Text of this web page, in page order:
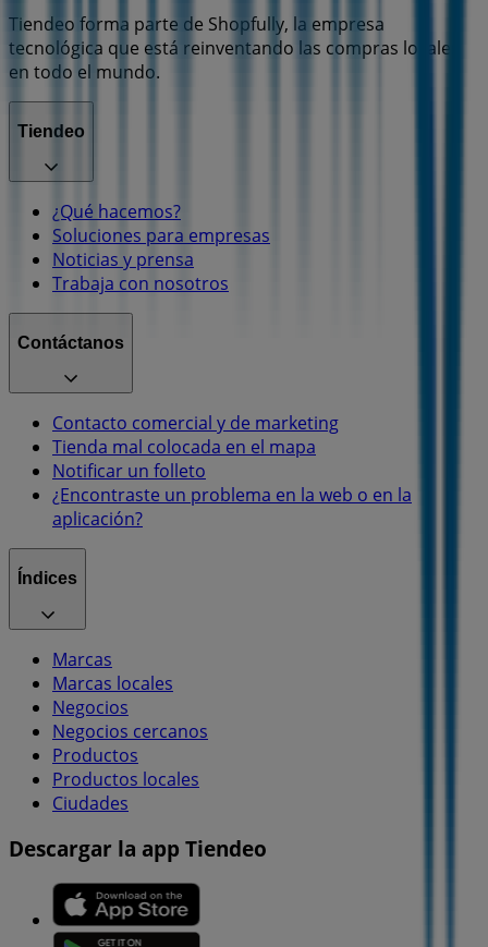
Tiendeo forma parte de Shopfully, la empresa
tecnológica que está reinventando las compras locales
en todo el mundo.
Tiendeo
¿Qué hacemos?
Soluciones para empresas
Noticias y prensa
Trabaja con nosotros
Contáctanos
Contacto comercial y de marketing
Tienda mal colocada en el mapa
Notificar un folleto
¿Encontraste un problema en la web o en la
aplicación?
Índices
Marcas
Marcas locales
Negocios
Negocios cercanos
Productos
Productos locales
Ciudades
Descargar la app Tiendeo